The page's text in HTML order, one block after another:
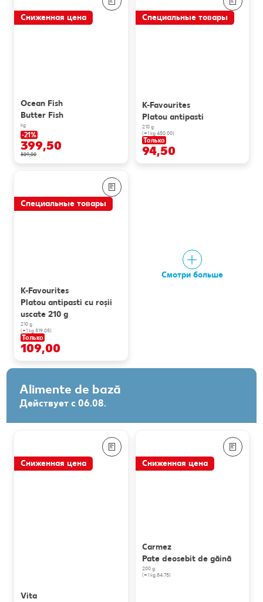
Сниженная цена
Ocean Fish
Butter Fish
kg
-21%
399,50
509,00
Специальные товары
K-Favourites
Platou antipasti
210 g
(=1 kg 450.00)
Только
94,50
Специальные товары
K-Favourites
Platou antipasti cu roșii
uscate 210 g
210 g
(=1 kg 519.05)
Только
109,00
Смотри больше
Alimente de bază
Действует с 06.08.
Сниженная цена
Vita
Сниженная цена
Carmez
Pate deosebit de găină
200 g
(=1 kg 84.75)